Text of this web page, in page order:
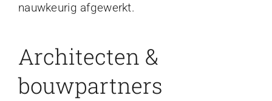
nauwkeurig afgewerkt.
Architecten &
bouwpartners